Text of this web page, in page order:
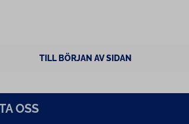
TILL BÖRJAN AV SIDAN
OSS